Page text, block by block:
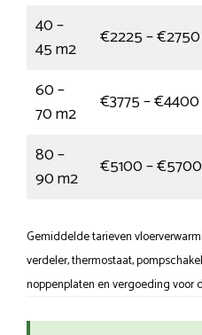
40 –
45 m2
€2225 – €2750
60 –
70 m2
€3775 – €4400
80 –
90 m2
€5100 – €5700
Gemiddelde tarieven
verdeler, thermostaat,
noppenplaten en vergoeding voor